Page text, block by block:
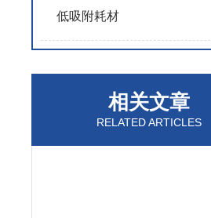
低吸附耗材
相关文章
RELATED ARTICLES